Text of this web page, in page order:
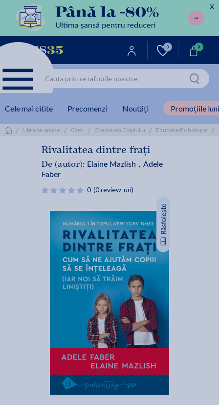
X
0 0
Cele mai citite Precomenzi Noutăți Promoțiile
/ Librarie online / Carti / Cresterea Copilului / Educatie Psihologie /
Rivalitatea dintre frați
De (autor): Elaine Mazlish , Adele
Faber
0 (0 review-uri)